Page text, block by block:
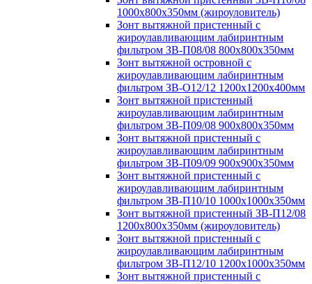
1000х800х350мм (жироуловитель)
Зонт вытяжной пристенный с
жироулавливающим лабиринтным
фильтром ЗВ-П08/08 800х800х350мм
Зонт вытяжной островной с
жироулавливающим лабиринтным
фильтром ЗВ-О12/12 1200х1200х400мм
Зонт вытяжной пристенный
жироулавливающим лабиринтным
фильтром ЗВ-П09/08 900х800х350мм
Зонт вытяжной пристенный с
жироулавливающим лабиринтным
фильтром ЗВ-П09/09 900х900х350мм
Зонт вытяжной пристенный с
жироулавливающим лабиринтным
фильтром ЗВ-П10/10 1000х1000х350мм
Зонт вытяжной пристенный ЗВ-П12/08
1200х800х350мм (жироуловитель)
Зонт вытяжной пристенный с
жироулавливающим лабиринтным
фильтром ЗВ-П12/10 1200х1000х350мм
Зонт вытяжной пристенный с